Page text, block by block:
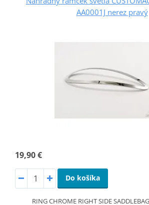
AA0001J nerez pravý
19,90 €
Do košíka
RING CHROME RIGHT SIDE